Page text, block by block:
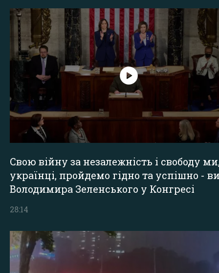
Свою війну за незалежність і свободу
українці, пройдемо гідно та успішно -
Володимира Зеленського у Конгресі
28:14